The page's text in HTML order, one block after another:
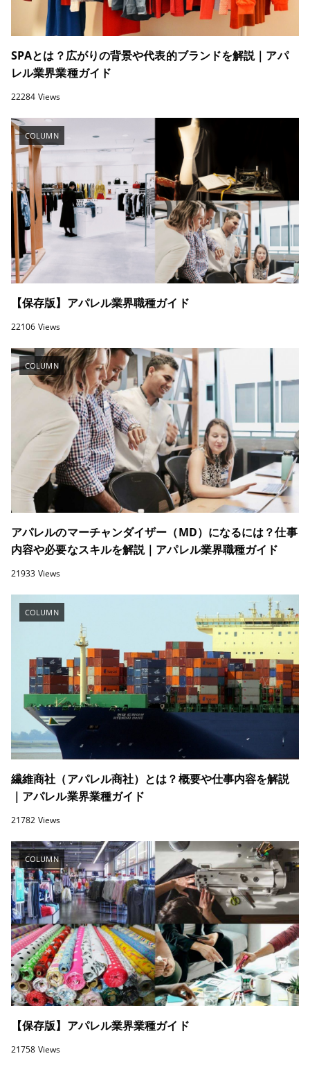
SPAとは？広がりの背景や代表的ブランドを解説｜アパ
レル業界業種ガイド
22284 Views
COLUMN
【保存版】アパレル業界職種ガイド
22106 Views
COLUMN
アパレルのマーチャンダイザー（MD）になるには？仕事
内容や必要なスキルを解説｜アパレル業界職種ガイド
21933 Views
COLUMN
繊維商社（アパレル商社）とは？概要や仕事内容を解説
｜アパレル業界業種ガイド
21782 Views
COLUMN
【保存版】アパレル業界業種ガイド
21758 Views